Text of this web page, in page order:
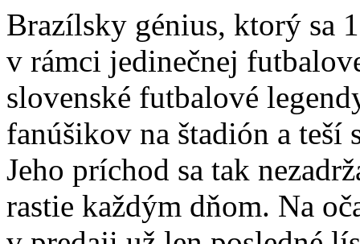
Brazílsky génius, ktorý sa
v rámci jedinečnej
slovenské futbalové
fanúšikov na štadión a teší
Jeho príchod sa tak
rastie každým dňom. Na